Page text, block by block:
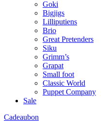
Goki
Bigjigs
Lilliputiens
Brio
Great Pretenders
Siku
Grimm’s
Grapat
Small foot
Classic World
Puppet Company
Sale
Cadeaubon